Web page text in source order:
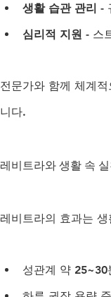
생활 습관 관리 -
심리적 지원 - 스
전문가와 함께 체계
니다.
레비트라와 생활 속 실
레비트라의 효과는
성관계 약 25~30